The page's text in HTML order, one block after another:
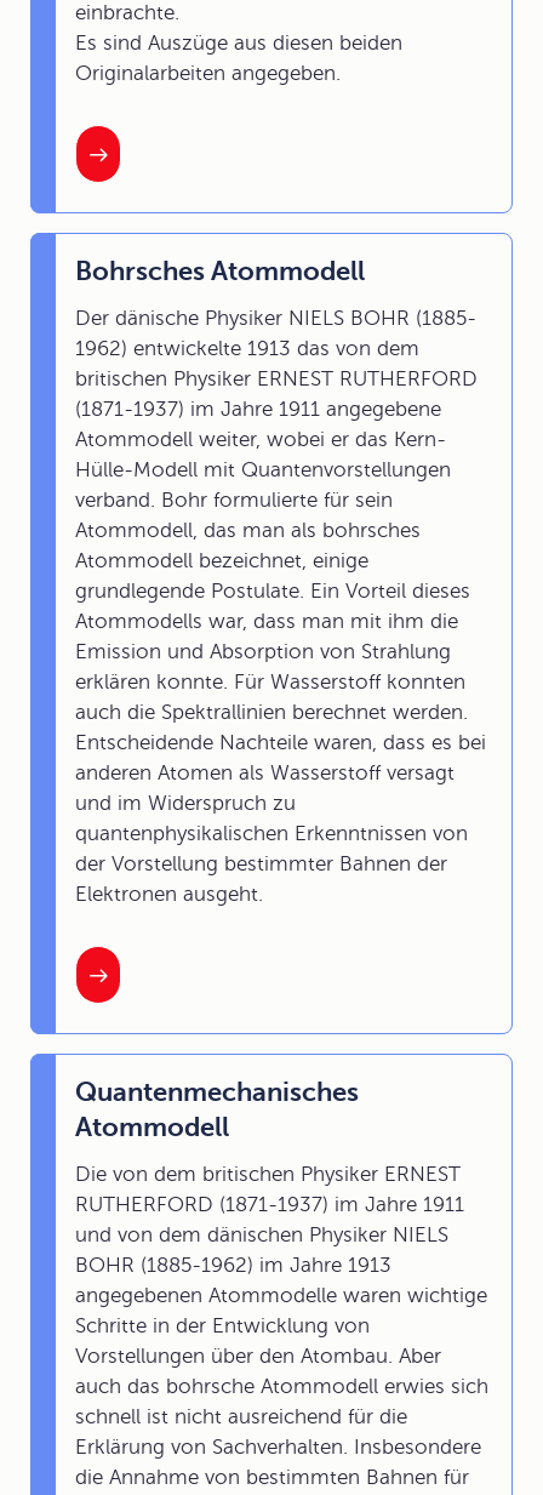
einbrachte.
Es sind Auszüge aus diesen beiden
Originalarbeiten angegeben.
Bohrsches Atommodell
Der dänische Physiker NIELS BOHR (1885-
1962) entwickelte 1913 das von dem
britischen Physiker ERNEST RUTHERFORD
(1871-1937) im Jahre 1911 angegebene
Atommodell weiter, wobei er das Kern-
Hülle-Modell mit Quantenvorstellungen
verband. Bohr formulierte für sein
Atommodell, das man als bohrsches
Atommodell bezeichnet, einige
grundlegende Postulate. Ein Vorteil dieses
Atommodells war, dass man mit ihm die
Emission und Absorption von Strahlung
erklären konnte. Für Wasserstoff konnten
auch die Spektrallinien berechnet werden.
Entscheidende Nachteile waren, dass es bei
anderen Atomen als Wasserstoff versagt
und im Widerspruch zu
quantenphysikalischen Erkenntnissen von
der Vorstellung bestimmter Bahnen der
Elektronen ausgeht.
Quantenmechanisches
Atommodell
Die von dem britischen Physiker ERNEST
RUTHERFORD (1871-1937) im Jahre 1911
und von dem dänischen Physiker NIELS
BOHR (1885-1962) im Jahre 1913
angegebenen Atommodelle waren wichtige
Schritte in der Entwicklung von
Vorstellungen über den Atombau. Aber
auch das bohrsche Atommodell erwies sich
schnell ist nicht ausreichend für die
Erklärung von Sachverhalten. Insbesondere
die Annahme von bestimmten Bahnen für